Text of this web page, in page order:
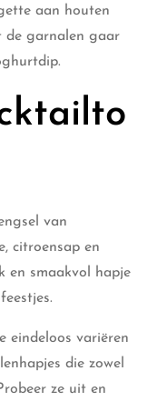
aan houten
de garnalen gaar
van
citroensap en
en smaakvol hapje
eindeloos variëren
die zowel
ze uit en